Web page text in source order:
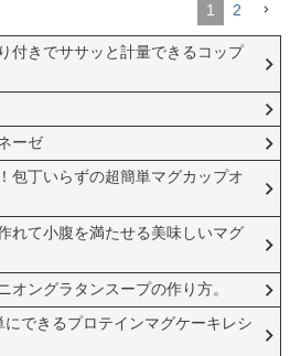
1 2
付きでササッと計量できるコップ
ーゼ
包丁いらずの超簡単マグカップオ
れて小腹を満たせる美味しいマグ
オングラタンスープの作り方。
できるプロテインマグケーキレシ